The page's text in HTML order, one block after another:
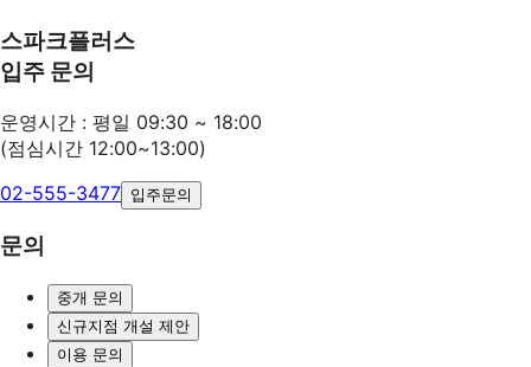
스파크플러스
입주 문의
운영시간 : 평일 09:30 ~ 18:00
(점심시간 12:00~13:00)
02-555-3477 입주문의
문의
중개 문의
신규지점 개설 제안
이용 문의